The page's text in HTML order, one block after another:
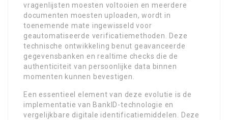
vragenlijsten moesten voltooien en meerdere
documenten moesten uploaden, wordt in
toenemende mate ingewisseld voor
geautomatiseerde verificatiemethoden. Deze
technische ontwikkeling benut geavanceerde
gegevensbanken en realtime checks die de
authenticiteit van persoonlijke data binnen
momenten kunnen bevestigen.
Een essentieel element van deze evolutie is de
implementatie van BankID-technologie en
vergelijkbare digitale identificatiemiddelen. Deze